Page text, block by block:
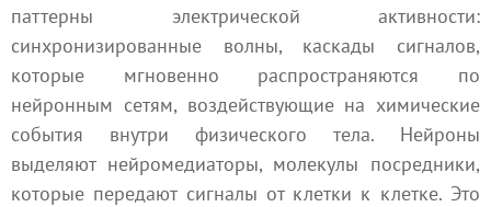
паттерны электрической активности:
синхронизированные волны, каскады сигналов,
которые мгновенно распространяются по
нейронным сетям, воздействующие на химические
события внутри физического тела. Нейроны
выделяют нейромедиаторы, молекулы посредники,
которые передают сигналы от клетки к клетке. Это